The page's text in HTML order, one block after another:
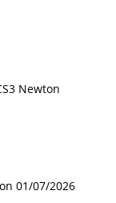
Newton
01/07/2026